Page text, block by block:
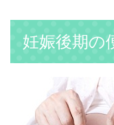
妊娠後期の